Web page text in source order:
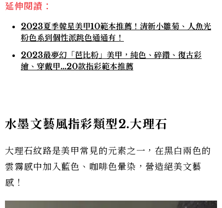
延伸閱讀：
2023夏季韓星美甲10範本推薦！清新小雛菊、人魚光
粉色系到個性派跳色通通有！
2023最夢幻「芭比粉」美甲，純色、碎鑽、復古彩
繪、穿戴甲...20款指彩範本推薦
水墨文藝風指彩類型2.大理石
大理石紋路是美甲常見的元素之一，在黑白兩色的
雲霧感中加入藍色、咖啡色暈染，營造絕美文藝
感！